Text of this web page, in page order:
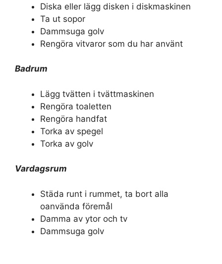
Diska eller lägg disken i diskmaskinen
Ta ut sopor
Dammsuga golv
Rengöra vitvaror som du har använt
Badrum
Lägg tvätten i tvättmaskinen
Rengöra toaletten
Rengöra handfat
Torka av spegel
Torka av golv
Vardagsrum
Städa runt i rummet, ta bort alla
oanvända föremål
Damma av ytor och tv
Dammsuga golv